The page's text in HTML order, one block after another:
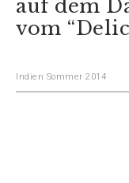
auf dem
vom
Indien Sommer 2014